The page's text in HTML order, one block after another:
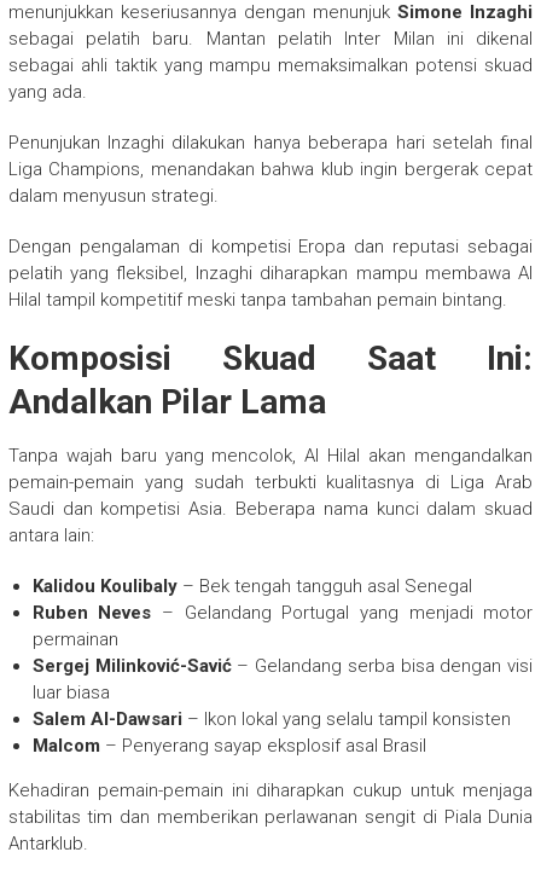
menunjukkan keseriusannya dengan menunjukSimone Inzaghi
sebagai pelatih baru. Mantan pelatih Inter Milan ini dikenal
sebagai ahli taktik yang mampu memaksimalkan potensi skuad
yang ada.
Penunjukan Inzaghi dilakukan hanya beberapa hari setelah final
Liga Champions, menandakan bahwa klub ingin bergerak cepat
dalam menyusun strategi.
Dengan pengalaman di kompetisi Eropa dan reputasi sebagai
pelatih yang fleksibel, Inzaghi diharapkan mampu membawa Al
Hilal tampil kompetitif meski tanpa tambahan pemain bintang.
Komposisi Skuad Saat Ini:
Andalkan Pilar Lama
Tanpa wajah baru yang mencolok, Al Hilal akan mengandalkan
pemain-pemain yang sudah terbukti kualitasnya di Liga Arab
Saudi dan kompetisi Asia. Beberapa nama kunci dalam skuad
antara lain:
Kalidou Koulibaly– Bek tengah tangguh asal Senegal
Ruben Neves – Gelandang Portugal yang menjadi motor
permainan
Sergej Milinković-Savić– Gelandang serba bisa dengan visi
luar biasa
Salem Al-Dawsari – Ikon lokal yang selalu tampil konsisten
Malcom – Penyerang sayap eksplosif asal Brasil
Kehadiran pemain-pemain ini diharapkan cukup untuk menjaga
stabilitas tim dan memberikan perlawanan sengit di Piala Dunia
Antarklub.